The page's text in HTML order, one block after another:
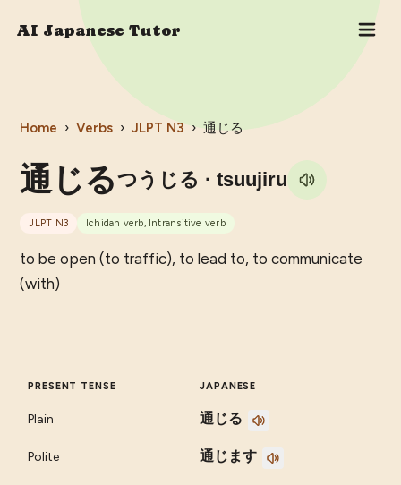
AI Japanese Tutor
Home › Verbs › JLPT N3 › 通じる
通じるつうじる · tsuujiru
JLPT N3 Ichidan verb, Intransitive verb
to be open (to traffic), to lead to, to communicate
(with)
PRESENT TENSE JAPANESE
Plain 通じる
Polite 通じます